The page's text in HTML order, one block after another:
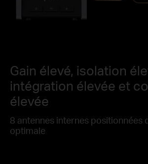
Gain élevé, isolation
intégration élevée et
élevée
8 antennes internes positionnées
optimale